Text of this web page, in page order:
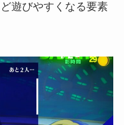
遊びやすくなる要素